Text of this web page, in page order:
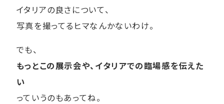
イタリアの良さについて、
写真を撮ってるヒマなんかないわけ。
でも、
もっとこの展示会や、イタリアでの臨場感を伝えた
い
っていうのもあってね。